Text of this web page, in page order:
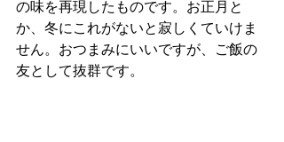
の味を再現したものです。お正月と
か、冬にこれがないと寂しくていけま
せん。おつまみにいいですが、ご飯の
友として抜群です。